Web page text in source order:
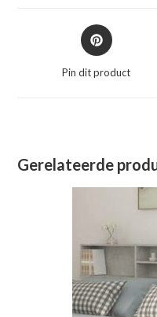
Opent
in
nieuw
Pin dit product
Gerelateerde